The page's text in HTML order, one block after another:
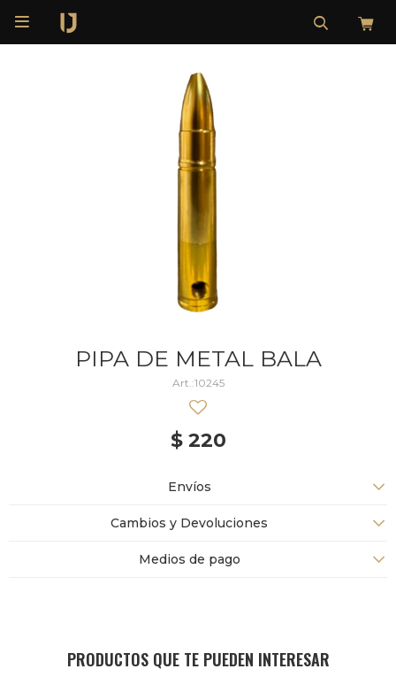

PIPA DE METAL BALA
10245
$ 220
Envíos
Cambios y Devoluciones
Medios de pago
PRODUCTOS QUE TE PUEDEN INTERESAR